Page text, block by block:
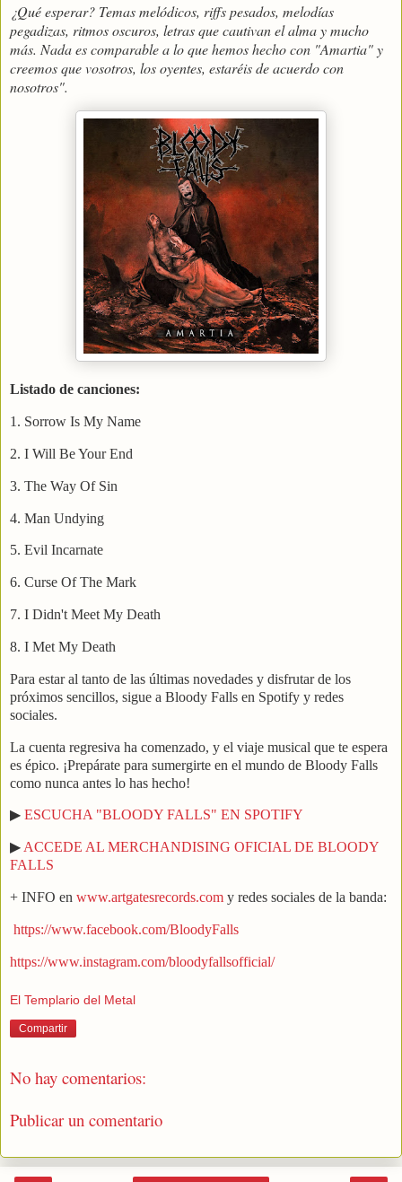
¿Qué esperar? Temas melódicos, riffs pesados, melodías
pegadizas, ritmos oscuros, letras que cautivan el alma y mucho
más. Nada es comparable a lo que hemos hecho con "Amartia" y
creemos que vosotros, los oyentes, estaréis de acuerdo con
nosotros".
Listado de canciones:
1. Sorrow Is My Name
2. I Will Be Your End
3. The Way Of Sin
4. Man Undying
5. Evil Incarnate
6. Curse Of The Mark
7. I Didn't Meet My Death
8. I Met My Death
Para estar al tanto de las últimas novedades y disfrutar de los
próximos sencillos, sigue a Bloody Falls en Spotify y redes
sociales.
La cuenta regresiva ha comenzado, y el viaje musical que te espera
es épico. ¡Prepárate para sumergirte en el mundo de Bloody Falls
como nunca antes lo has hecho!
▶ ESCUCHA "BLOODY FALLS" EN SPOTIFY
▶ ACCEDE AL MERCHANDISING OFICIAL DE BLOODY
FALLS
+ INFO en www.artgatesrecords.com y redes sociales de la banda:
https://www.facebook.com/BloodyFalls
https://www.instagram.com/bloodyfallsofficial/
El Templario del Metal
Compartir
No hay comentarios:
Publicar un comentario